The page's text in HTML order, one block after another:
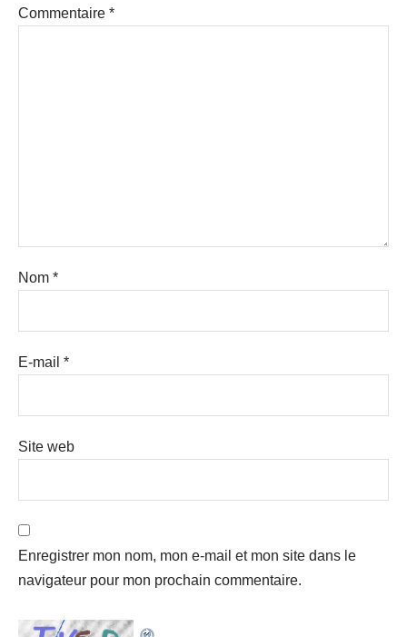
Commentaire *
Nom *
E-mail *
Site web
Enregistrer mon nom, mon e-mail et mon site dans le
navigateur pour mon prochain commentaire.